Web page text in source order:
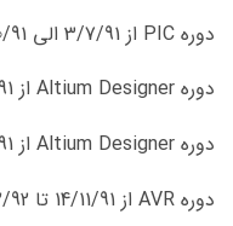
دوره PIC از 3/7/91 الی 2/10/91 (عصر)
دوره Altium Designer از 16/10/91 الی 9/11/91 (صبح)
دوره Altium Designer از 5/10/91 الی 4/11/91 (عصر)
دوره AVR از 14/11/91 تا 8/2/92 (صبح)